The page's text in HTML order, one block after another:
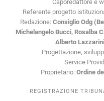
Caporedattore e
Referente progetto
Redazione: Consiglio Odg
Michelangelo Bucci, Rosalba
Alberto
Progettazione,
Service
Proprietario: Ordine
REGISTRAZIONE